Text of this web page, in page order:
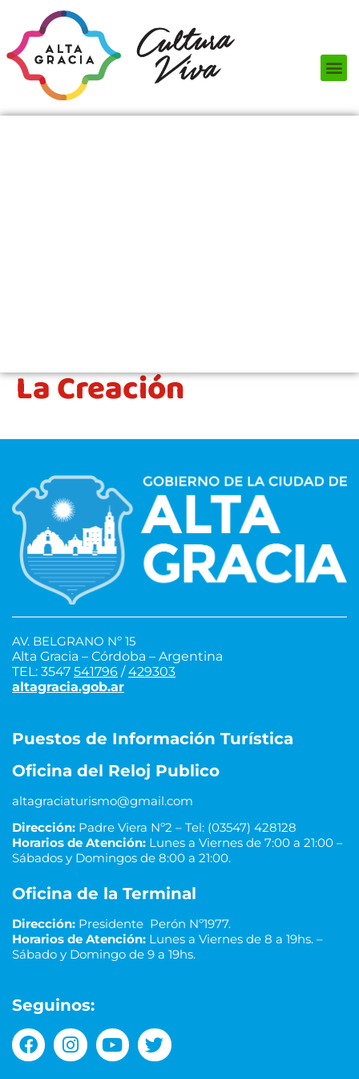
La Creación
AV. BELGRANO Nº 15
Alta Gracia – Córdoba – Argentina
TEL: 3547 541796 /429303
altagracia.gob.ar
Puestos de Información Turística
Oficina del Reloj Publico
altagraciaturismo@gmail.com
Dirección: Padre Viera Nº2 – Tel: (03547) 428128
Horarios de Atención: Lunes a Viernes de 7:00 a 21:00 –
Sábados y Domingos de 8:00 a 21:00.
Oficina de la Terminal
Dirección: Presidente Perón Nº1977.
Horarios de Atención: Lunes a Viernes de 8 a 19hs. –
Sábado y Domingo de 9 a 19hs.
Seguinos: